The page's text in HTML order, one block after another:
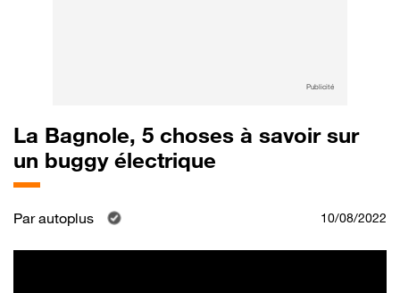
Publicité
La Bagnole, 5 choses à savoir sur
un buggy électrique
Parautoplus 10/08/2022